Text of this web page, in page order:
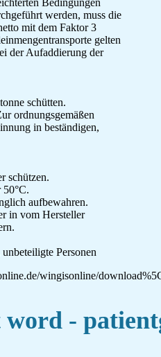
werden, muss die
mit dem Faktor 3
gelten
der Aufaddierung der
schütten.
ordnungsgemäßen
in beständigen,
schützen.
50°C.
aufbewahren.
in vom Hersteller
Personen
wingisonline/
-